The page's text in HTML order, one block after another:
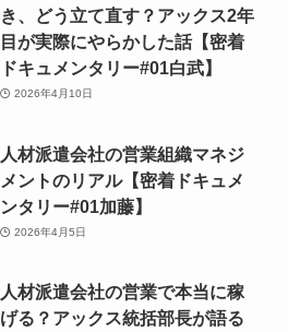
き、どう立て直す？アックス2年
目が実際にやらかした話【密着
ドキュメンタリー#01白武】
2026年4月10日
人材派遣会社の営業組織マネジ
メントのリアル【密着ドキュメ
ンタリー#01加藤】
2026年4月5日
人材派遣会社の営業で本当に稼
げる？アックス統括部長が語る